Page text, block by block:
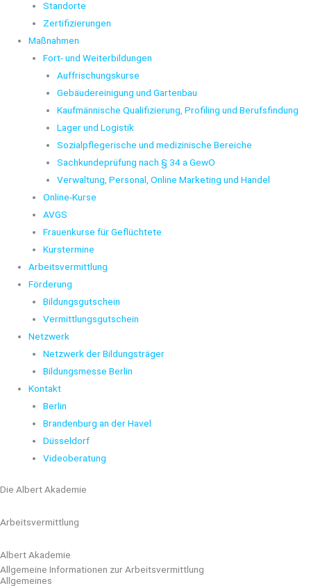
Standorte
Zertifizierungen
Maßnahmen
Fort- und Weiterbildungen
Auffrischungskurse
Gebäudereinigung und Gartenbau
Kaufmännische Qualifizierung, Profiling und Berufsfindung
Lager und Logistik
Sozialpflegerische und medizinische Bereiche
Sachkundeprüfung nach § 34 a GewO
Verwaltung, Personal, Online Marketing und Handel
Online-Kurse
AVGS
Frauenkurse für Geflüchtete
Kurstermine
Arbeitsvermittlung
Förderung
Bildungsgutschein
Vermittlungsgutschein
Netzwerk
Netzwerk der Bildungsträger
Bildungsmesse Berlin
Kontakt
Berlin
Brandenburg an der Havel
Düsseldorf
Videoberatung
Die Albert Akademie
Arbeitsvermittlung
Albert Akademie
Allgemeine Informationen zur Arbeitsvermittlung
Allgemeines